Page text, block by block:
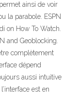
ainsi de voir
la parabole. ESPN
on How To Watch.
and Geoblocking.
complètement
dépend
aussi intuitive
est en